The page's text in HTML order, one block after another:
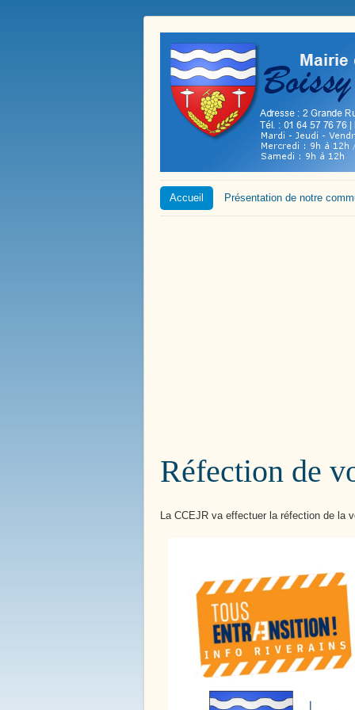
Accueil Présentation de notre
Bienvenue à
Boissy le
Réfection de
La CCEJR va effectuer la réfection de la